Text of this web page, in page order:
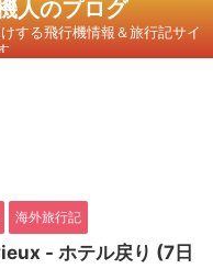
人のプログ
する飛行機情報＆旅行記サイ
。
海外旅行記
- ホテル戻り (7日